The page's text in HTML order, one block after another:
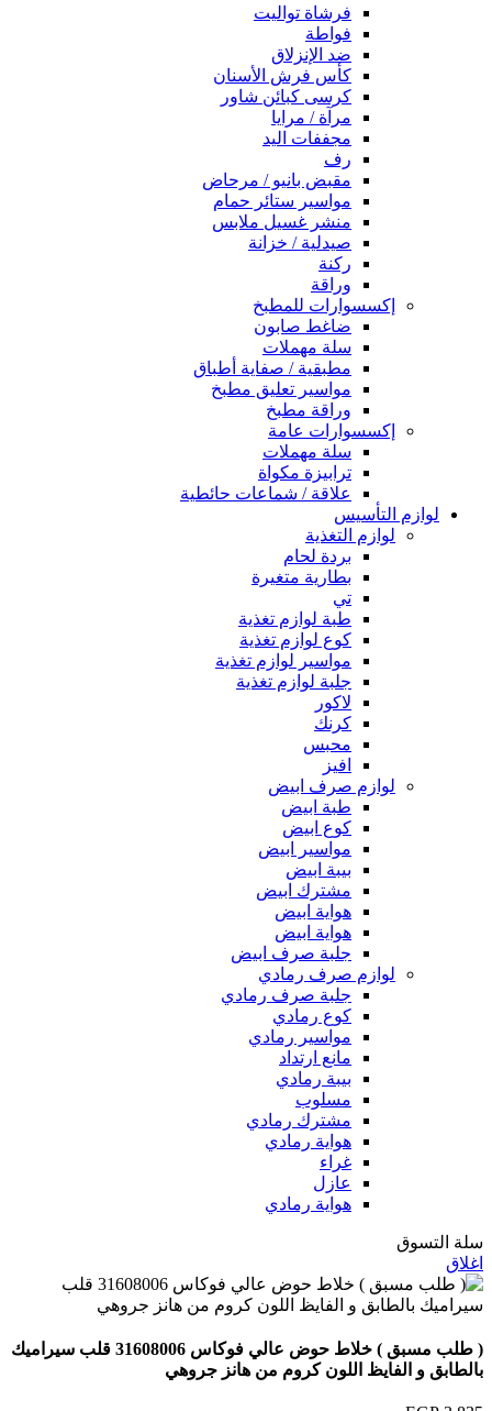
فرشاة تواليت
فواطة
ضد الإنزلاق
كأس فرش الأسنان
كرسى كبائن شاور
مرآة / مرايا
مجففات اليد
رف
مقبض بانيو / مرحاض
مواسير ستائر حمام
منشر غسيل ملابس
صيدلية / خزانة
ركنة
وراقة
إكسسوارات للمطبخ
ضاغط صابون
سلة مهملات
مطبقية / صفاية أطباق
مواسير تعليق مطبخ
وراقة مطبخ
إكسسوارات عامة
سلة مهملات
ترابيزة مكواة
علاقة / شماعات حائطية
لوازم التأسيس
لوازم التغذية
بردة لحام
بطارية متغيرة
تي
طبة لوازم تغذية
كوع لوازم تغذية
مواسير لوازم تغذية
جلبة لوازم تغذية
لاكور
كرنك
محبس
افيز
لوازم صرف ابيض
طبة ابيض
كوع ابيض
مواسير ابيض
بيبة ابيض
مشترك ابيض
هواية ابيض
هواية ابيض
جلبة صرف ابيض
لوازم صرف رمادي
جلبة صرف رمادي
كوع رمادي
مواسير رمادي
مانع ارتداد
بيبة رمادي
مسلوب
مشترك رمادي
هواية رمادي
غراء
عازل
هواية رمادي
سلة التسوق
اغلاق
( طلب مسبق ) خلاط حوض عالي فوكاس 31608006 قلب سيراميك
بالطابق و الفايظ اللون كروم من هانز جروهي